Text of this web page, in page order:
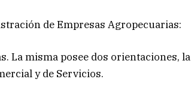
de Empresas Agropecuarias:
La misma posee dos orientaciones, la
y de Servicios.